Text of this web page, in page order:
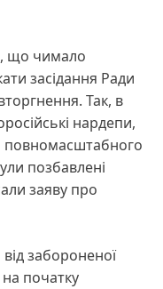
що чимало
засідання Ради
Так, в
нардепи,
повномасштабного
позбавлені
заяву про
забороненої
на початку